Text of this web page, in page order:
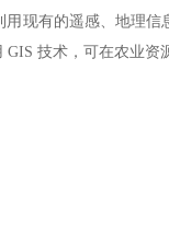
现有的遥感、地理
技术，可在农业资